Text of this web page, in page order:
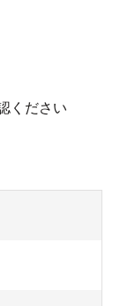
ください